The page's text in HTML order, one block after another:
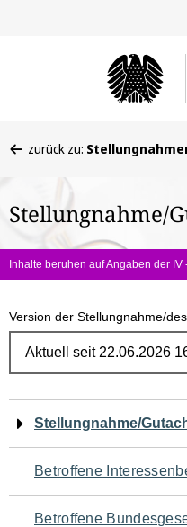
befinden
hier:
zurück zu:
Stellungnahme/
Inhalte beruhen auf Angaben der IV
Version der Stellungnahme/
Navigation
für
den
Stellungnahme/
Betroffene
Betroffene